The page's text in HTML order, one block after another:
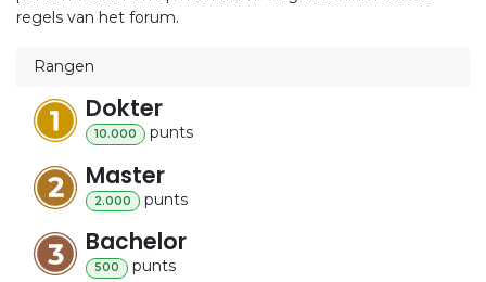
regels van het forum.
Rangen
Dokter
10.000 punts
Master
2.000 punts
Bachelor
500 punts